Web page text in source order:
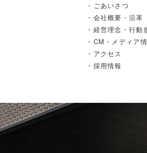
・ごあいさつ
・会社概要・沿革
・経営理念・行動
・CM・メディア
・アクセス
・採用情報